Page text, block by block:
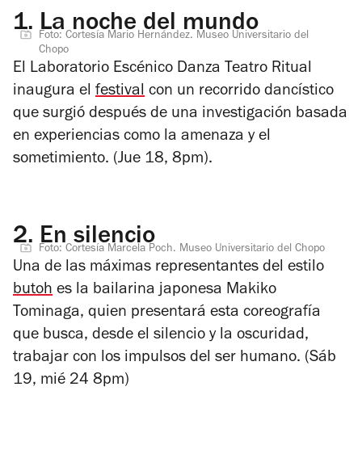
1. La noche del mundo
Foto: Cortesía Mario Hernández. Museo Universitario del
Chopo
El Laboratorio Escénico Danza Teatro Ritual
inaugura el festival con un recorrido dancístico
que surgió después de una investigación basada
en experiencias como la amenaza y el
sometimiento. (Jue 18, 8pm).
2. En silencio
Foto: Cortesía Marcela Poch. Museo Universitario del Chopo
Una de las máximas representantes del estilo
butoh es la bailarina japonesa Makiko
Tominaga, quien presentará esta coreografía
que busca, desde el silencio y la oscuridad,
trabajar con los impulsos del ser humano. (Sáb
19, mié 24 8pm)